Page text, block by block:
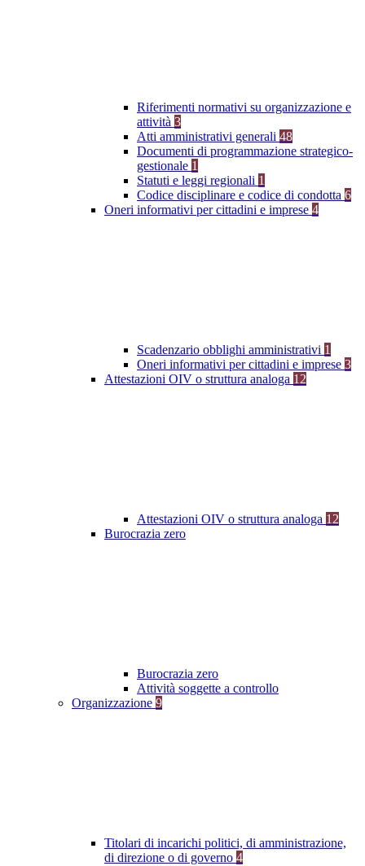
Riferimenti normativi su organizzazione e
attività 3
Atti amministrativi generali 48
Documenti di programmazione strategico-
gestionale 1
Statuti e leggi regionali 1
Codice disciplinare e codice di condotta 6
Oneri informativi per cittadini e imprese 4
Scadenzario obblighi amministrativi 1
Oneri informativi per cittadini e imprese 3
Attestazioni OIV o struttura analoga 12
Attestazioni OIV o struttura analoga 12
Burocrazia zero
Burocrazia zero
Attività soggette a controllo
Organizzazione 9
Titolari di incarichi politici, di amministrazione,
di direzione o di governo 4